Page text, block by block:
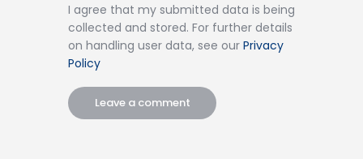
I agree that my submitted data is being
collected and stored. For further details
on handling user data, see our Privacy
Policy